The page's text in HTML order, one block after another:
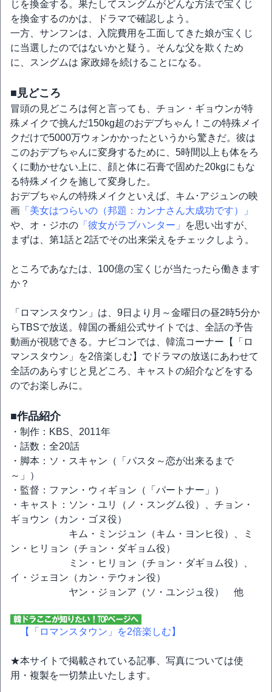
じを換金する。果たしてスングムがどんな方法で宝くじ
を換金するのかは、ドラマで確認しよう。
一方、サンフンは、入院費用を工面してきた娘が宝くじ
に当選したのではないかと疑う。そんな父を欺くため
に、スングムは 家政婦を続けることになる。
■見どころ
冒頭の見どころは何と言っても、チョン・ギョウンが特
殊メイクで挑んだ150kg超のおデブちゃん！この特殊メイ
クだけで5000万ウォンかかったというから驚きだ。彼は
このおデブちゃんに変身するために、5時間以上も体をろ
くに動かせない上に、顔と体に石膏で固めた20kgにもな
る特殊メイクを施して変身した。
おデブちゃんの特殊メイクといえば、キム･アジュンの映
画 「美女はつらいの（邦題：カンナさん大成功です）」
や、オ・ジホの 「彼女がラブハンター」
を思い出すが、
まずは、第1話と2話でその出来栄えをチェックしよう。
ところであなたは、100億の宝くじが当たったら働きます
か？
「ロマンスタウン」は、9日より月～金曜日の昼2時5分か
らTBSで放送。韓国の番組公式サイトでは、全話の予告
動画が視聴できる。ナビコンでは、韓流コーナー【「ロ
マンスタウン」を2倍楽しむ】でドラマの放送にあわせて
全話のあらすじと見どころ、キャストの紹介などをする
のでお楽しみに。
■作品紹介
・制作：KBS、2011年
・話数：全20話
・脚本：ソ・スキャン（「パスタ～恋が出来るまで
～」）
・監督：ファン・ウィギョン（「パートナー」）
・キャスト：ソン・ユリ（ノ・スングム役）、チョン・
ギョウン（カン・ゴヌ役）
キム・ミンジュン（キム・ヨンヒ役）、ミ
ン・ヒリョン（チョン・ダギョム役）
ミン・ヒリョン（チョン・ダギョム役）、
イ・ジェヨン（カン・テウォン役）
ヤン・ジョンア（ソ・ユンジュ役） 他
【「ロマンスタウン」を2倍楽しむ】
★本サイトで掲載されている記事、写真については使
用・複製を一切禁止いたします。